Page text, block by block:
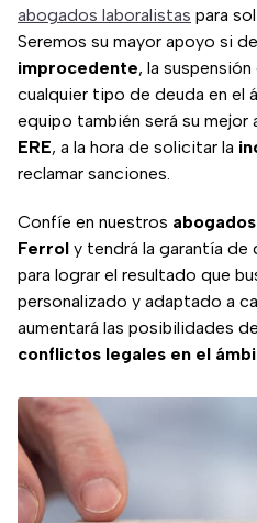
abogados laboralistas para
Seremos su mayor apoyo si
improcedente, la
cualquier tipo de deuda en el
equipo también será su mejor
ERE, a la hora de solicitar la
reclamar sanciones.
Confíe en nuestros
Ferrol y tendrá la garantía de
para lograr el resultado que
personalizado y adaptado a
aumentará las posibilidades
conflictos legales en el